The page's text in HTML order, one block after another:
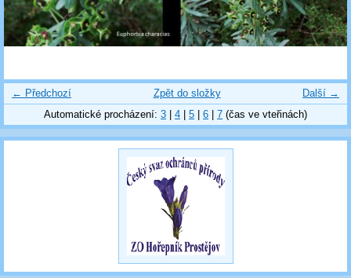
← Předchozí Další →
Zpět do složky
Automatické procházení: 3 | 4 | 5 | 6 | 7 (čas ve vteřinách)